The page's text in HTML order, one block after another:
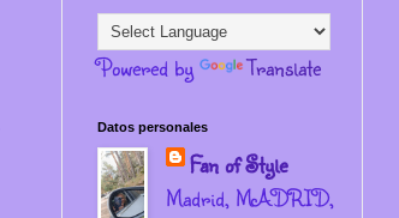
Powered by Translate
Datos personales
Fan of Style
Madrid, MADRID,